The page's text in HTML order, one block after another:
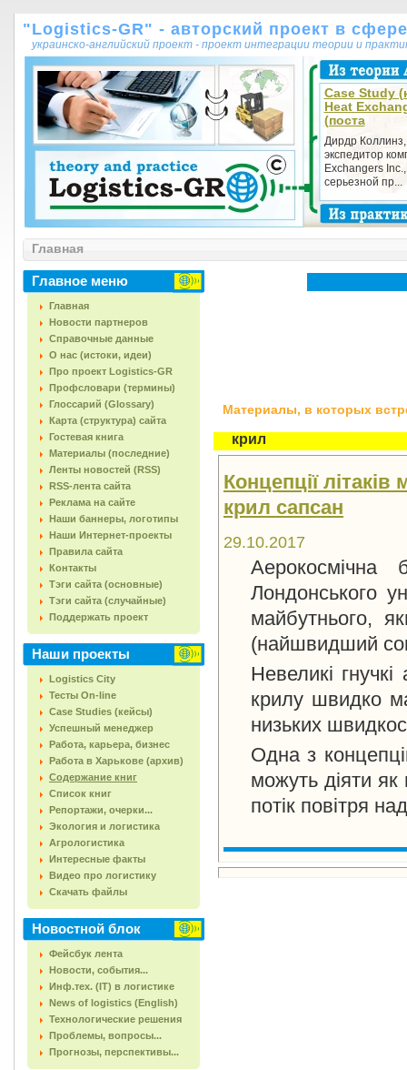
"Logistics-GR" - авторский проект в
украинско-английский проект - проект интеграции теории и
Case Study
Heat
(поста
Дирдр
экспедитор
Exchangers
серьезной пр...
Главная
Главное меню
Главная
Новости партнеров
Справочные данные
О нас (истоки, идеи)
Про проект Logistics-GR
Профсловари (термины)
Глоссарий (Glossary)
Карта (структура) сайта
Гостевая книга
Материалы (последние)
Ленты новостей (RSS)
RSS-лента сайта
Реклама на сайте
Наши баннеры, логотипы
Наши Интернет-проекты
Правила сайта
Контакты
Тэги сайта (основные)
Тэги сайта (случайные)
Поддержать проект
Наши проекты
Logistics City
Тесты On-line
Case Studies (кейсы)
Успешный менеджер
Работа, карьера, бизнес
Работа в Харькове (архив)
Содержание книг
Список книг
Репортажи, очерки...
Экология и логистика
Агрологистика
Интересные факты
Видео про логистику
Скачать файлы
Новостной блок
Фейсбук лента
Новости, события...
Инф.тех. (IT) в логистике
News of logistics (English)
Технологические решения
Проблемы, вопросы...
Прогнозы, перспективы...
Материалы, в которых
крил
Концепції
крил сапсан
29.10.2017
Лондонського
майбутнього,
(найшвидший
Невеликі
крилу швидко
низьких
Одна з
можуть діяти як
потік повітря